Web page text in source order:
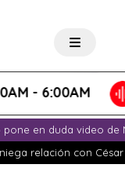
6:00AM
pone en duda video de
relación con